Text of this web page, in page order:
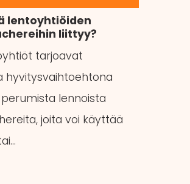
lentoyhtiöiden
liittyy?
tarjoavat
hyvitysvaihtoehtona
lennoista
joita voi käyttää